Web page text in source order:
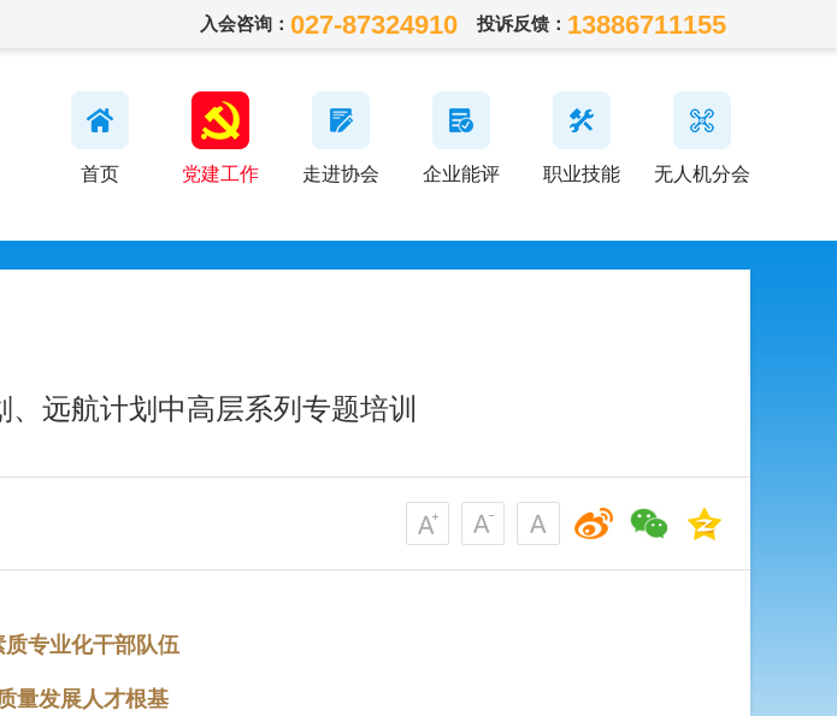
入会咨询： 027-87324910 投诉反馈： 13886711155
首页 党建工作 走进协会 企业能评 职业技能 无人机分会
远航计划中高层系列专题培训
专业化干部队伍
量发展人才根基